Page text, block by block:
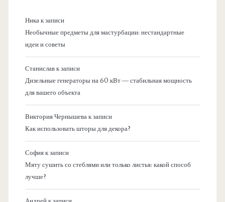
Никак записи
Необычные предметы для мастурбации: нестандартные
идеи и советы
Станиславк записи
Дизельные генераторы на 60 кВт — стабильная мощность
для вашего объекта
Виктория Чернышевак записи
Как использовать шторы для декора?
Софияк записи
Мяту сушить со стеблями или только листья: какой способ
лучше?